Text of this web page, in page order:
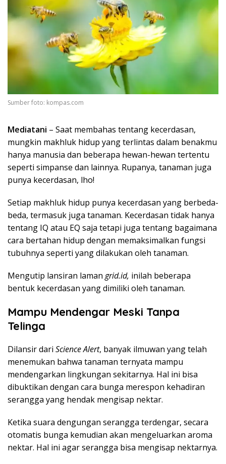
Sumber foto: kompas.com
Mediatani – Saat membahas tentang kecerdasan,
mungkin makhluk hidup yang terlintas dalam benakmu
hanya manusia dan beberapa hewan-hewan tertentu
seperti simpanse dan lainnya. Rupanya, tanaman juga
punya kecerdasan, lho!
Setiap makhluk hidup punya kecerdasan yang berbeda-
beda, termasuk juga tanaman. Kecerdasan tidak hanya
tentang IQ atau EQ saja tetapi juga tentang bagaimana
cara bertahan hidup dengan memaksimalkan fungsi
tubuhnya seperti yang dilakukan oleh tanaman.
Mengutip lansiran laman grid.id, inilah beberapa
bentuk kecerdasan yang dimiliki oleh tanaman.
Mampu Mendengar Meski Tanpa
Telinga
Dilansir dari Science Alert, banyak ilmuwan yang telah
menemukan bahwa tanaman ternyata mampu
mendengarkan lingkungan sekitarnya. Hal ini bisa
dibuktikan dengan cara bunga merespon kehadiran
serangga yang hendak mengisap nektar.
Ketika suara dengungan serangga terdengar, secara
otomatis bunga kemudian akan mengeluarkan aroma
nektar. Hal ini agar serangga bisa mengisap nektarnya.